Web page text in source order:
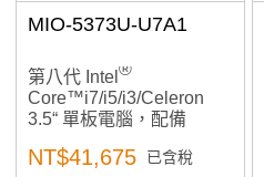
MIO-5373U-U7A1
第八代 Intel®
Core™i7/i5/i3/Celeron
3.5“ 單板電腦，配備
NT$41,675 已含稅